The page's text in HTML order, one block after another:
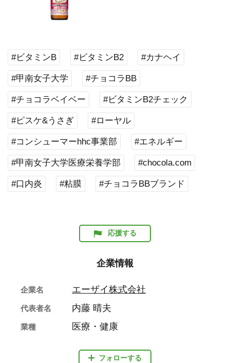
#ビタミンB #ビタミンB2 #カナヘイ
#甲南女子大学 #チョコラBB
#チョコラベイベー #ビタミンB2チェック
#ピスケ&うさぎ #ローヤル
#コンシューマーhhc事業部 #エネルギー
#甲南女子大学医療栄養学部 #chocola.com
#口内炎 #粘膜 #チョコラBBブランド
応援する
企業情報
フォローする
企業名 エーザイ株式会社
代表者名 内藤 晴夫
業種 医療・健康